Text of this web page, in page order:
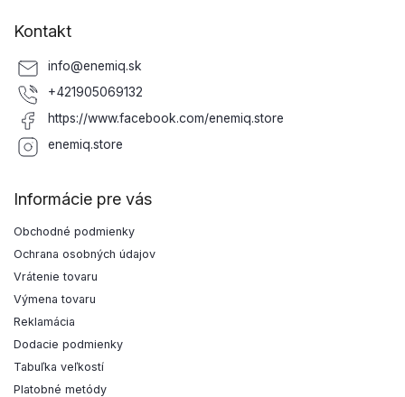
Kontakt
info@enemiq.sk
+421905069132
https://www.facebook.com/enemiq.store
enemiq.store
Informácie pre vás
Obchodné podmienky
Ochrana osobných údajov
Vrátenie tovaru
Výmena tovaru
Reklamácia
Dodacie podmienky
Tabuľka veľkostí
Platobné metódy